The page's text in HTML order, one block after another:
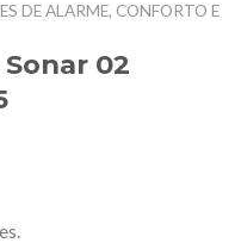
DE ALARME, CONFORTO E
02